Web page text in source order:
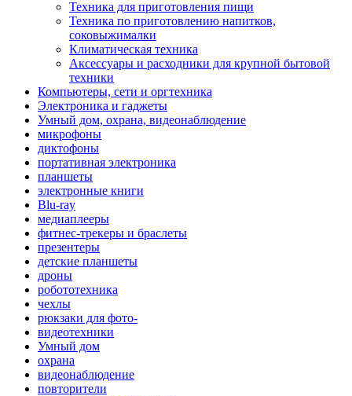
Техника для приготовления пищи
Техника по приготовлению напитков,
соковыжималки
Климатическая техника
Аксессуары и расходники для крупной бытовой
техники
Компьютеры, сети и оргтехника
Электроника и гаджеты
Умный дом, охрана, видеонаблюдение
микрофоны
диктофоны
портативная электроника
планшеты
электронные книги
Blu-ray
медиаплееры
фитнес-трекеры и браслеты
презентеры
детские планшеты
дроны
робототехника
чехлы
рюкзаки для фото-
видеотехники
Умный дом
охрана
видеонаблюдение
повторители